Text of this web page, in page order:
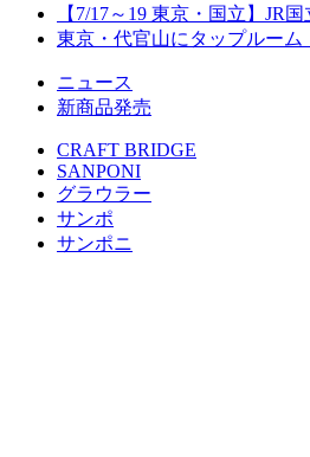
【7/17～19 東京・国立】JR
東京・代官山にタップルーム
ニュース
新商品発売
CRAFT BRIDGE
SANPONI
グラウラー
サンポ
サンポニ